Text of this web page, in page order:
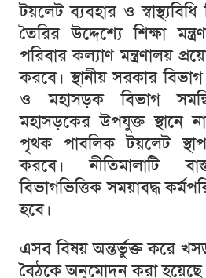
টয়লেট ব্যবহার ও
তৈরির উদ্দেশ্যে শিক্ষা
পরিবার কল্যাণ মন্ত্রণালয়
করবে। স্থানীয় সরকার
ও মহাসড়ক বিভাগ
মহাসড়কের উপযুক্ত স্থানে
পৃথক পাবলিক টয়লেট
করবে। নীতিমালাটি
বিভাগভিত্তিক সময়াবদ্ধ
হবে।
এসব বিষয় অন্তর্ভুক্ত করে
বৈঠকে অনুমোদন করা